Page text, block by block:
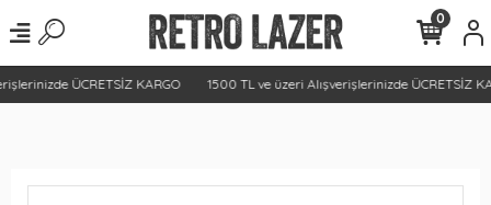
ÜCRETSİZ KARGO 1500 TL ve üzeri Alışverişlerinizde ÜCRETSİZ
0